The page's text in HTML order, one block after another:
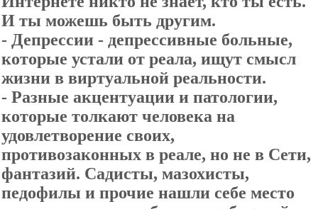
И ты можешь быть другим.
- Депрессии - депрессивные больные,
которые устали от реала, ищут смысл
жизни в виртуальной реальности.
- Разные акцентуации и патологии,
которые толкают человека на
удовлетворение своих,
противозаконных в реале, но не в Сети,
фантазий. Садисты, мазохисты,
педофилы и прочие нашли себе место